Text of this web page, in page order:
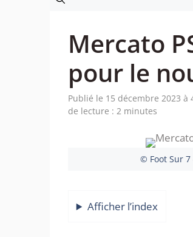
Mercato
pour le
Publié le 15 décembre 2023 à
de lecture : 2 minutes
© Foot Sur 7
Afficher l’index